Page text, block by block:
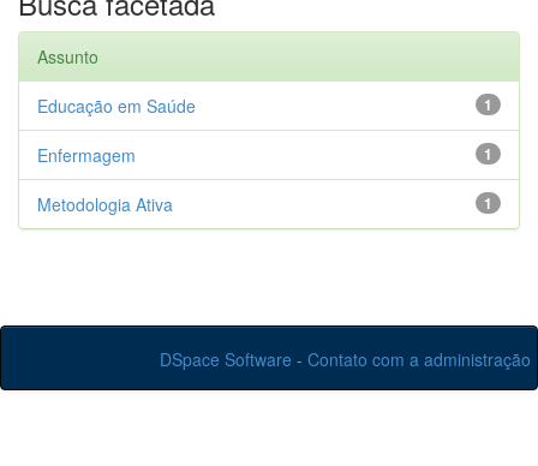
Assunto
1
Educação em Saúde
1
Enfermagem
1
Metodologia Ativa
DSpace Software - Contato com a administração